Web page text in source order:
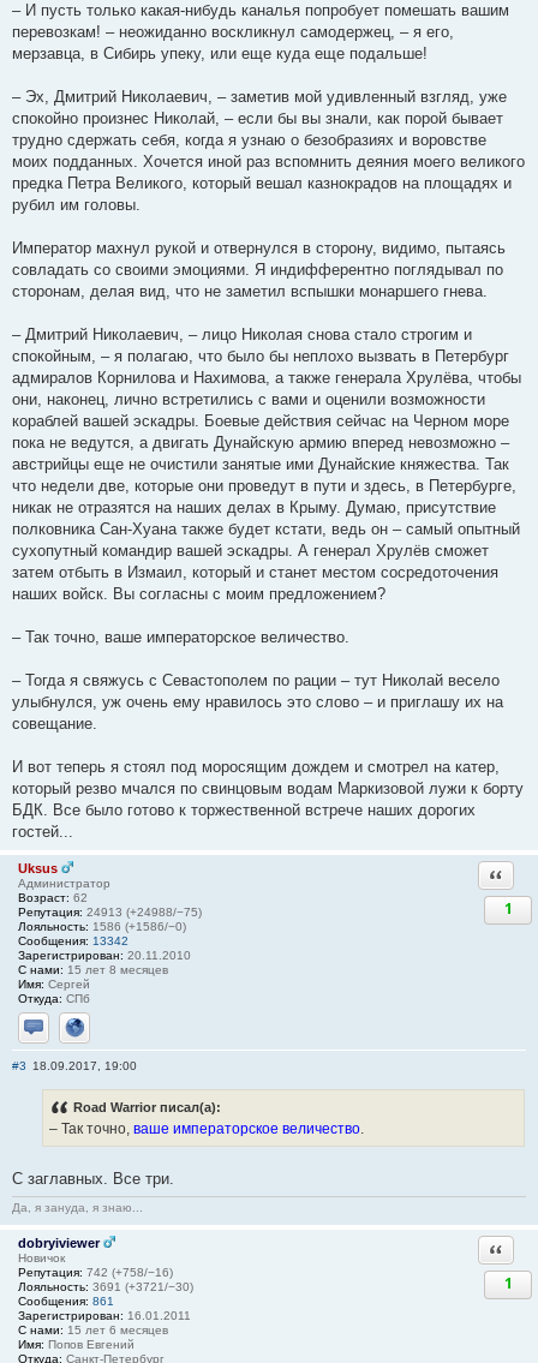
– И пусть только какая-нибудь каналья попробует помешать вашим
перевозкам! – неожиданно воскликнул самодержец, – я его,
мерзавца, в Сибирь упеку, или еще куда еще подальше!
– Эх, Дмитрий Николаевич, – заметив мой удивленный взгляд, уже
спокойно произнес Николай, – если бы вы знали, как порой бывает
трудно сдержать себя, когда я узнаю о безобразиях и воровстве
моих подданных. Хочется иной раз вспомнить деяния моего великого
предка Петра Великого, который вешал казнокрадов на площадях и
рубил им головы.
Император махнул рукой и отвернулся в сторону, видимо, пытаясь
совладать со своими эмоциями. Я индифферентно поглядывал по
сторонам, делая вид, что не заметил вспышки монаршего гнева.
– Дмитрий Николаевич, – лицо Николая снова стало строгим и
спокойным, – я полагаю, что было бы неплохо вызвать в Петербург
адмиралов Корнилова и Нахимова, а также генерала Хрулёва, чтобы
они, наконец, лично встретились с вами и оценили возможности
кораблей вашей эскадры. Боевые действия сейчас на Черном море
пока не ведутся, а двигать Дунайскую армию вперед невозможно –
австрийцы еще не очистили занятые ими Дунайские княжества. Так
что недели две, которые они проведут в пути и здесь, в Петербурге,
никак не отразятся на наших делах в Крыму. Думаю, присутствие
полковника Сан-Хуана также будет кстати, ведь он – самый опытный
сухопутный командир вашей эскадры. А генерал Хрулёв сможет
затем отбыть в Измаил, который и станет местом сосредоточения
наших войск. Вы согласны с моим предложением?
– Так точно, ваше императорское величество.
– Тогда я свяжусь с Севастополем по рации – тут Николай весело
улыбнулся, уж очень ему нравилось это слово – и приглашу их на
совещание.
И вот теперь я стоял под моросящим дождем и смотрел на катер,
который резво мчался по свинцовым водам Маркизовой лужи к борту
БДК. Все было готово к торжественной встрече наших дорогих
гостей...
Uksus
Администратор
Возраст: 62
Репутация: 24913 (+24988/−75)
Лояльность: 1586 (+1586/−0)
Сообщения: 13342
Зарегистрирован: 20.11.2010
С нами: 15 лет 8 месяцев
Имя: Сергей
Откуда: СПб
Отправить личное сообщение
Сайт
1
#3 18.09.2017, 19:00
Road Warrior писал(а):
– Так точно, ваше императорское величество.
С заглавных. Все три.
Да, я зануда, я знаю...
dobryiviewer
Новичок
Репутация: 742 (+758/−16)
Лояльность: 3691 (+3721/−30)
Сообщения: 861
Зарегистрирован: 16.01.2011
С нами: 15 лет 6 месяцев
Имя: Попов Евгений
Откуда: Санкт-Петербург
1